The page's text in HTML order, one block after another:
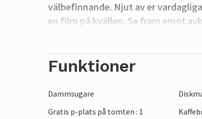
välbefinnande. Njut av er
en film på kvällen. Se fram emot
utsikten över vattnet inbjuder till
Sjön med sin marina ligger precis
och titta på liv och rörelse i hamnen
Funktioner
Dammsugare
Gratis p-plats på tomten : 1